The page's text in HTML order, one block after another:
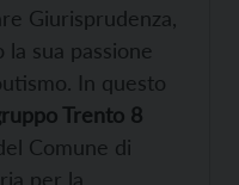
Giurisprudenza,
sua passione
In questo
Trento 8
Comune di
per la